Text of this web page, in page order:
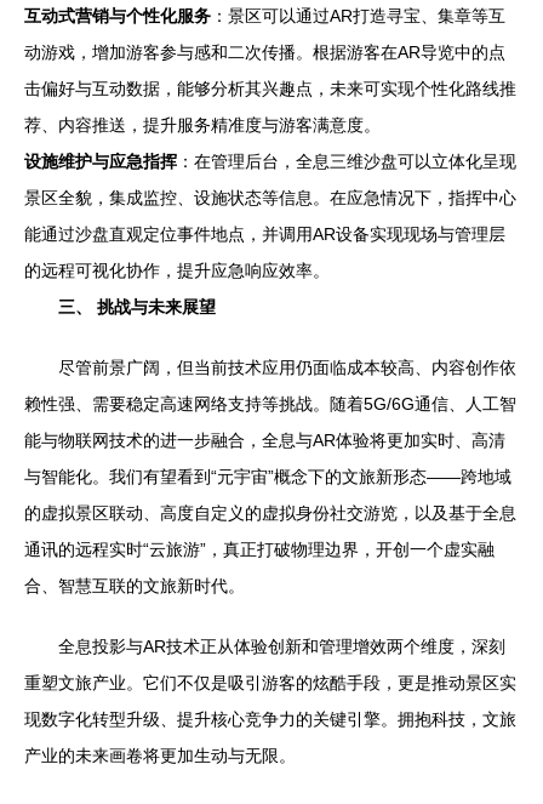
互动式营销与个性化服务 ：景区可以通过AR打造寻宝、集章等互
动游戏，增加游客参与感和二次传播。根据游客在AR导览中的点
击偏好与互动数据，能够分析其兴趣点，未来可实现个性化路线推
荐、内容推送，提升服务精准度与游客满意度。
设施维护与应急指挥 ：在管理后台，全息三维沙盘可以立体化呈现
景区全貌，集成监控、设施状态等信息。在应急情况下，指挥中心
能通过沙盘直观定位事件地点，并调用AR设备实现现场与管理层
的远程可视化协作，提升应急响应效率。
三、 挑战与未来展望
尽管前景广阔，但当前技术应用仍面临成本较高、内容创作依
赖性强、需要稳定高速网络支持等挑战。随着5G/6G通信、人工智
能与物联网技术的进一步融合，全息与AR体验将更加实时、高清
与智能化。我们有望看到“元宇宙”概念下的文旅新形态——跨地域
的虚拟景区联动、高度自定义的虚拟身份社交游览，以及基于全息
通讯的远程实时“云旅游”，真正打破物理边界，开创一个虚实融
合、智慧互联的文旅新时代。
全息投影与AR技术正从体验创新和管理增效两个维度，深刻
重塑文旅产业。它们不仅是吸引游客的炫酷手段，更是推动景区实
现数字化转型升级、提升核心竞争力的关键引擎。拥抱科技，文旅
产业的未来画卷将更加生动与无限。